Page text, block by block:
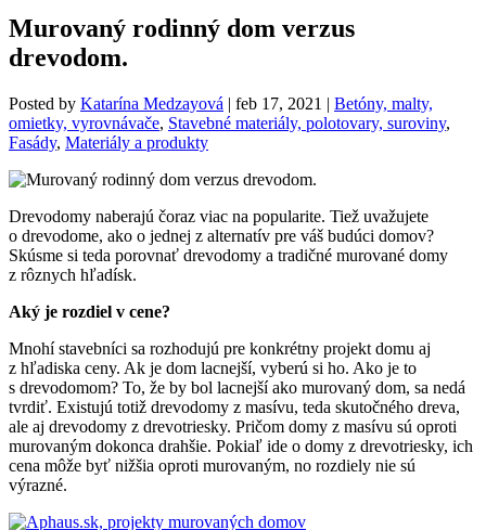
Murovaný rodinný dom verzus
drevodom.
Posted by Katarína Medzayová | feb 17, 2021 | Betóny, malty,
omietky, vyrovnávače, Stavebné materiály, polotovary, suroviny,
Fasády, Materiály a produkty
Drevodomy naberajú čoraz viac na popularite. Tiež uvažujete
o drevodome, ako o jednej z alternatív pre váš budúci domov?
Skúsme si teda porovnať drevodomy a tradičné murované domy
z rôznych hľadísk.
Aký je rozdiel v cene?
Mnohí stavebníci sa rozhodujú pre konkrétny projekt domu aj
z hľadiska ceny. Ak je dom lacnejší, vyberú si ho. Ako je to
s drevodomom? To, že by bol lacnejší ako murovaný dom, sa nedá
tvrdiť. Existujú totiž drevodomy z masívu, teda skutočného dreva,
ale aj drevodomy z drevotriesky. Pričom domy z masívu sú oproti
murovaným dokonca drahšie. Pokiaľ ide o domy z drevotriesky, ich
cena môže byť nižšia oproti murovaným, no rozdiely nie sú
výrazné.